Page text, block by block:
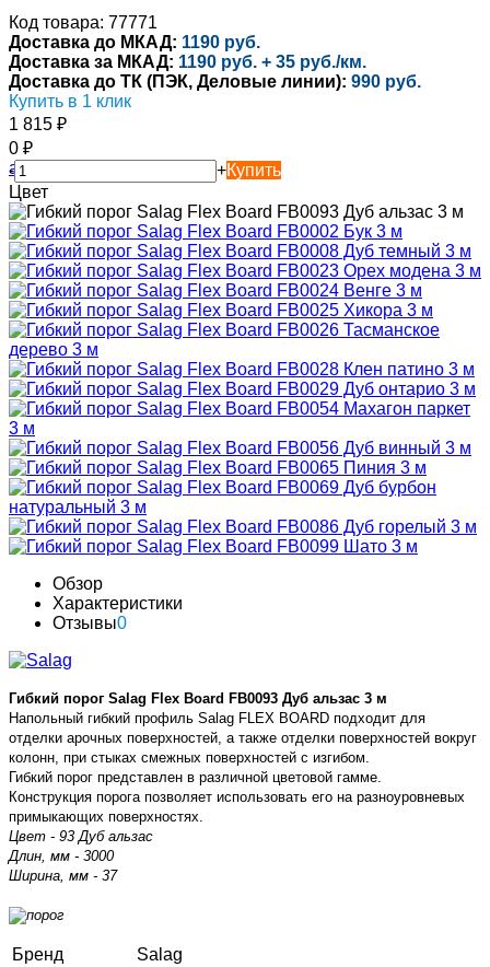
Код товара: 77771
Доставка до МКАД: 1190 руб.
Доставка за МКАД: 1190 руб. + 35 руб./км.
Доставка до ТК (ПЭК, Деловые линии): 990 руб.
Купить в 1 клик
1 815 ₽
0 ₽
-
+Купить
Цвет
Обзор
Характеристики
Отзывы0
Гибкий порог Salag Flex Board FB0093 Дуб альзас 3 м
Напольный гибкий профиль Salag FLEX BOARD подходит для
отделки арочных поверхностей, а также отделки поверхностей вокруг
колонн, при стыках смежных поверхностей с изгибом.
Гибкий порог представлен в различной цветовой гамме.
Конструкция порога позволяет использовать его на разноуровневых
примыкающих поверхностях.
Цвет - 93 Дуб альзас
Длин, мм - 3000
Ширина, мм - 37
Бренд
Salag